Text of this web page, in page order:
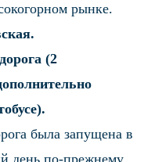
рынке.
(2
была запущена в
день по-прежнему